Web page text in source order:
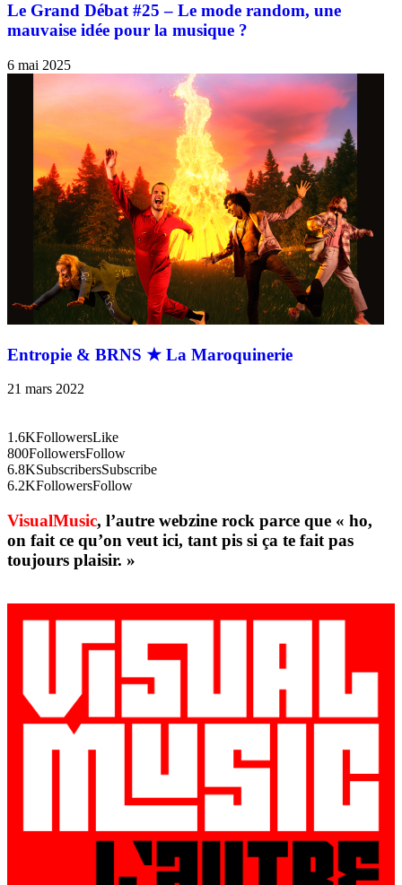
Le Grand Débat #25 – Le mode random, une
mauvaise idée pour la musique ?
6 mai 2025
Entropie & BRNS ★ La Maroquinerie
21 mars 2022
1.6KFollowersLike
800FollowersFollow
6.8KSubscribersSubscribe
6.2KFollowersFollow
VisualMusic, l’autre webzine rock parce que « ho,
on fait ce qu’on veut ici, tant pis si ça te fait pas
toujours plaisir. »